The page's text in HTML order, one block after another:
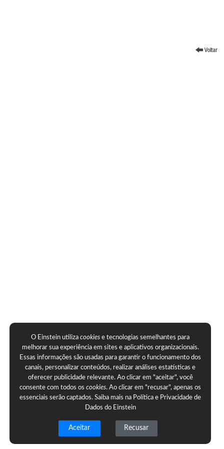
O Einstein utilizacookies e tecnologias semelhantes para
melhorar sua experiência em sites e aplicativos organizacionais.
Essas informações são usadas para garantir o funcionamento dos
canais, personalizar conteúdos, realizar análises estatísticas e
oferecer publicidade relevante. Ao clicar em "aceitar", você
consente com todos oscookies. Ao clicar em "recusar", apenas os
essenciais serão captados. Saiba mais na Política e Privacidade de
Dados do Einstein
Aceitar Recusar